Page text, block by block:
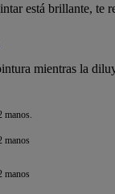
está brillante, te
mientras la
manos.
manos
manos